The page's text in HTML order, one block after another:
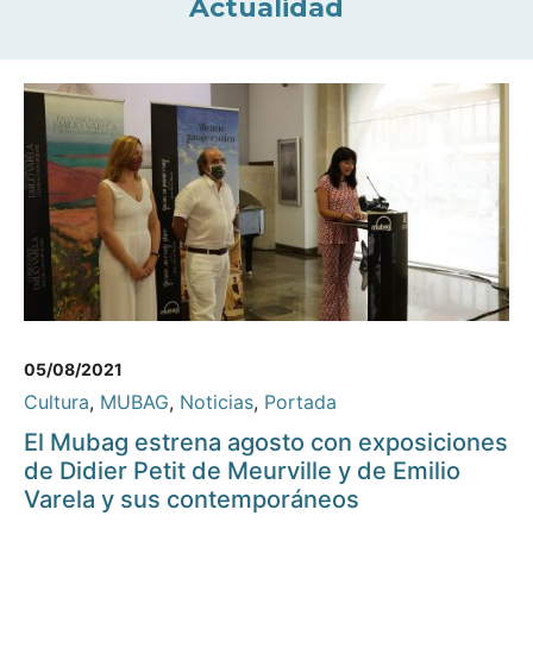
Actualidad
05/08/2021
Cultura, MUBAG, Noticias, Portada
El Mubag estrena agosto con exposiciones
de Didier Petit de Meurville y de Emilio
Varela y sus contemporáneos